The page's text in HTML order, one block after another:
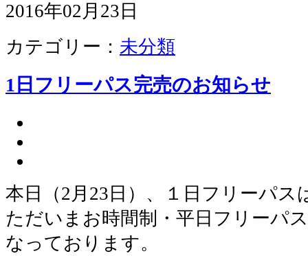
2016年02月23日
カテゴリー： 未分類
1日フリーパス完売のお知らせ
本日（2月23日）、１日フリーパス
ただいまお時間制・平日フリーパ
なっております。